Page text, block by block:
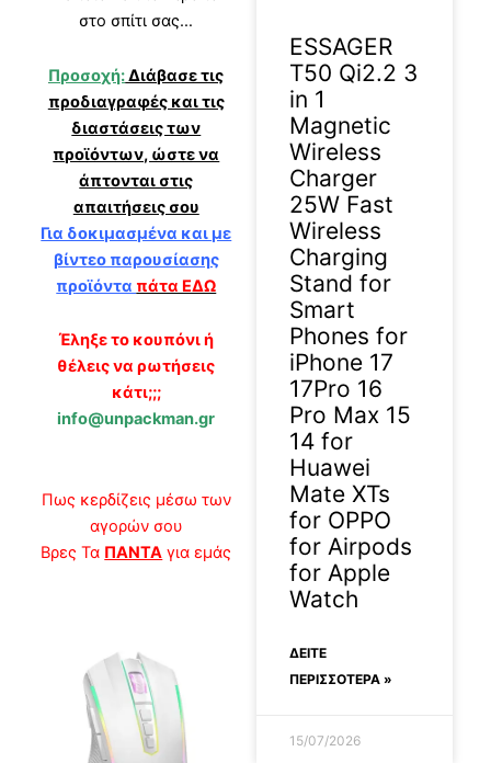
στο σπίτι σας…
Προσοχή:Διάβασε τις
προδιαγραφές και τις
διαστάσεις των
προϊόντων, ώστε να
άπτονται στις
απαιτήσεις σου
Για δοκιμασμένα και με
βίντεο παρουσίασης
προϊόντα πάτα ΕΔΩ
Έληξε το κουπόνι ή
θέλεις να ρωτήσεις
κάτι;;;
info@unpackman.gr
Πως κερδίζεις μέσω των
αγορών σου
Βρες Τα ΠΑΝΤΑ για εμάς
ESSAGER
T50 Qi2.2 3
in 1
Magnetic
Wireless
Charger
25W Fast
Wireless
Charging
Stand for
Smart
Phones for
iPhone 17
17Pro 16
Pro Max 15
14 for
Huawei
Mate XTs
for OPPO
for Airpods
for Apple
Watch
ΔΕΊΤΕ
ΠΕΡΙΣΣΟΤΕΡΑ »
15/07/2026